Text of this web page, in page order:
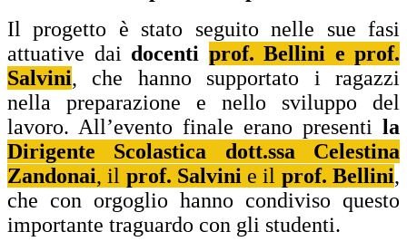
Il progetto è stato seguito nelle sue fasi
attuative dai docenti prof. Bellini e prof.
Salvini, che hanno supportato i ragazzi
nella preparazione e nello sviluppo del
lavoro. All’evento finale erano presenti la
Dirigente Scolastica dott.ssa Celestina
Zandonai, il prof. Salvini e il prof. Bellini,
che con orgoglio hanno condiviso questo
importante traguardo con gli studenti.